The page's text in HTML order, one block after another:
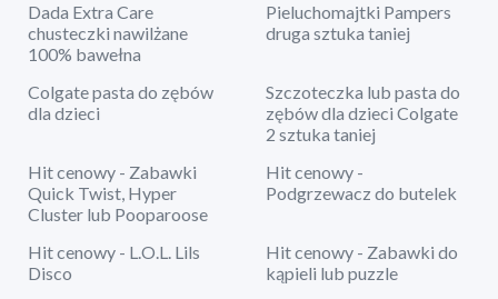
Dada Extra Care
chusteczki nawilżane
100% bawełna
Pieluchomajtki Pampers
druga sztuka taniej
Colgate pasta do zębów
dla dzieci
Szczoteczka lub pasta do
zębów dla dzieci Colgate
2 sztuka taniej
Hit cenowy - Zabawki
Quick Twist, Hyper
Cluster lub Pooparoose
Hit cenowy -
Podgrzewacz do butelek
Hit cenowy - L.O.L. Lils
Disco
Hit cenowy - Zabawki do
kąpieli lub puzzle